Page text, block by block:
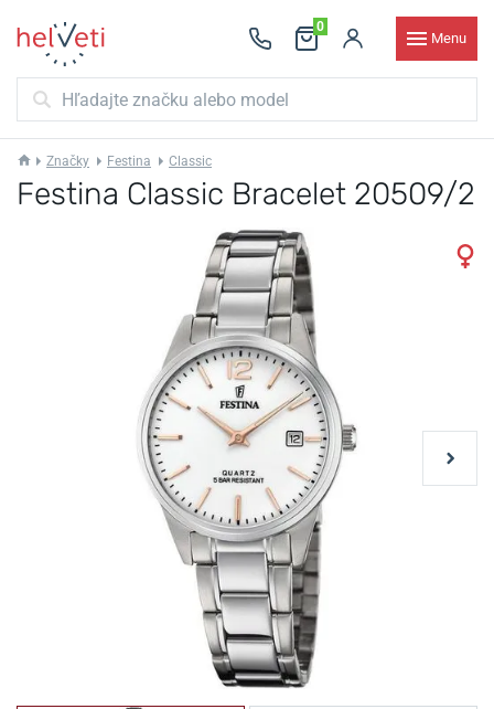
0
Menu
Značky Festina Classic
Festina Classic Bracelet 20509/2